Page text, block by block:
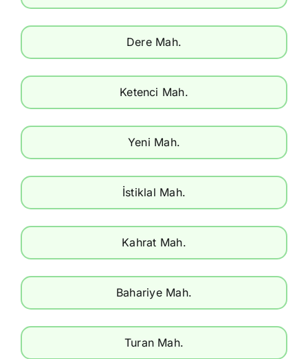
Dere Mah.
Ketenci Mah.
Yeni Mah.
İstiklal Mah.
Kahrat Mah.
Bahariye Mah.
Turan Mah.